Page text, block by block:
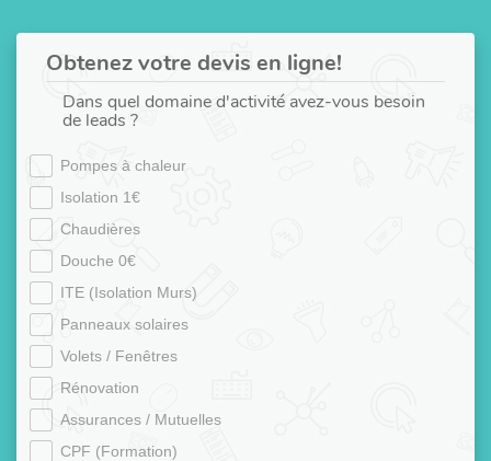
Obtenez votre devis en ligne!
Dans quel domaine d'activité avez-vous besoin
de leads ?
Pompes à chaleur
Isolation 1€
Chaudières
Douche 0€
ITE (Isolation Murs)
Panneaux solaires
Volets / Fenêtres
Rénovation
Assurances / Mutuelles
CPF (Formation)